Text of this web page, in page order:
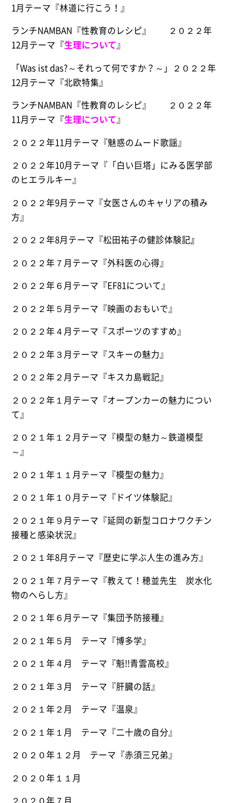
1月テーマ『林道に行こう！』
ランチNAMBAN『性教育のレシピ』 ２０２２年
12月テーマ『生理について』
「Was ist das?～それって何ですか？～」２０２２年
12月テーマ『北欧特集』
ランチNAMBAN『性教育のレシピ』 ２０２２年
11月テーマ『生理について』
２０２２年11月テーマ『魅惑のムード歌謡』
２０２２年10月テーマ『「白い巨塔」にみる医学部
のヒエラルキー』
２０２２年9月テーマ『女医さんのキャリアの積み
方』
２０２２年8月テーマ『松田祐子の健診体験記』
２０２２年７月テーマ『外科医の心得』
２０２２年６月テーマ『EF81について』
２０２２年５月テーマ『映画のおもいで』
２０２２年４月テーマ『スポーツのすすめ』
２０２２年３月テーマ『スキーの魅力』
２０２２年２月テーマ『キスカ島戦記』
２０２２年１月テーマ『オープンカーの魅力につい
て』
２０２１年１２月テーマ『模型の魅力～鉄道模型
～』
２０２１年１１月テーマ『模型の魅力』
２０２１年１０月テーマ『ドイツ体験記』
２０２１年９月テーマ『延岡の新型コロナワクチン
接種と感染状況』
２０２１年8月テーマ『歴史に学ぶ人生の進み方』
２０２１年７月テーマ『教えて！穂並先生 炭水化
物のへらし方』
２０２１年６月テーマ『集団予防接種』
２０２１年５月 テーマ『博多学』
２０２１年４月 テーマ『魁!!青雲高校』
２０２１年３月 テーマ『肝臓の話』
２０２１年２月 テーマ『温泉』
２０２１年１月 テーマ『二十歳の自分』
２０２０年１２月 テーマ『赤須三兄弟』
２０２０年１１月